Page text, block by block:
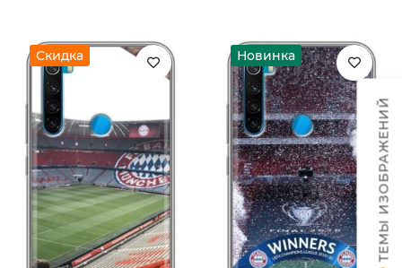
Скидка Новинка
ТЕМЫ ИЗОБРАЖЕНИЙ